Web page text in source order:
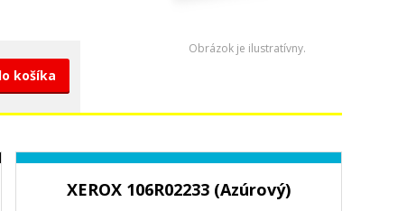
košíka
Obrázok je ilustratívny.
XEROX 106R02233 (Azúrový)